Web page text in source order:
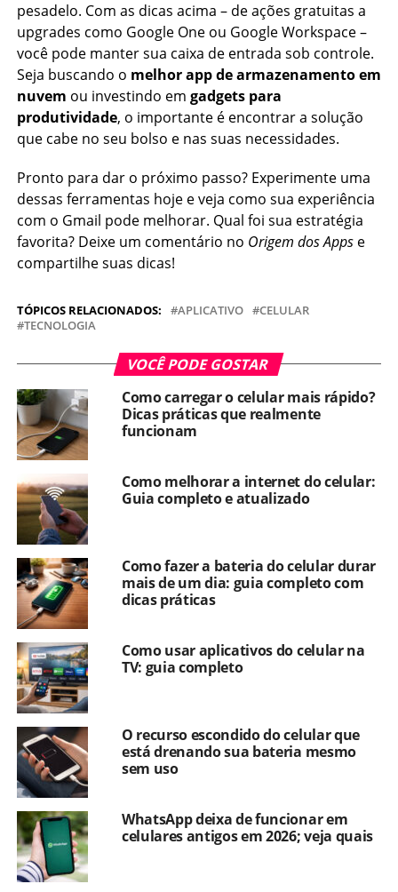
pesadelo. Com as dicas acima – de ações gratuitas a
upgrades como Google One ou Google Workspace –
você pode manter sua caixa de entrada sob controle.
Seja buscando o melhor app de armazenamento em
nuvem ou investindo em gadgets para
produtividade, o importante é encontrar a solução
que cabe no seu bolso e nas suas necessidades.
Pronto para dar o próximo passo? Experimente uma
dessas ferramentas hoje e veja como sua experiência
com o Gmail pode melhorar. Qual foi sua estratégia
favorita? Deixe um comentário no Origem dos Appse
compartilhe suas dicas!
TÓPICOS RELACIONADOS: APLICATIVO
CELULAR
TECNOLOGIA
VOCÊ PODE GOSTAR
Como carregar o celular mais rápido?
Dicas práticas que realmente
funcionam
Como melhorar a internet do celular:
Guia completo e atualizado
Como fazer a bateria do celular durar
mais de um dia: guia completo com
dicas práticas
Como usar aplicativos do celular na
TV: guia completo
O recurso escondido do celular que
está drenando sua bateria mesmo
sem uso
WhatsApp deixa de funcionar em
celulares antigos em 2026; veja quais